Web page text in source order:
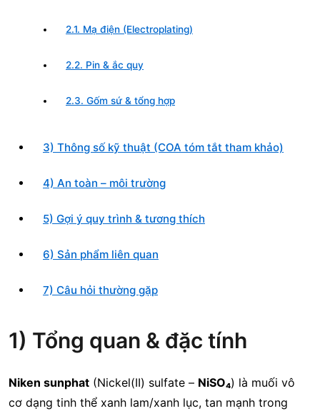
2.1. Mạ điện (Electroplating)
2.2. Pin & ắc quy
2.3. Gốm sứ & tổng hợp
3) Thông số kỹ thuật (COA tóm tắt tham khảo)
4) An toàn – môi trường
5) Gợi ý quy trình & tương thích
6) Sản phẩm liên quan
7) Câu hỏi thường gặp
1) Tổng quan & đặc tính
Niken sunphat (Nickel(II) sulfate – NiSO₄) là muối vô
cơ dạng tinh thể xanh lam/xanh lục, tan mạnh trong